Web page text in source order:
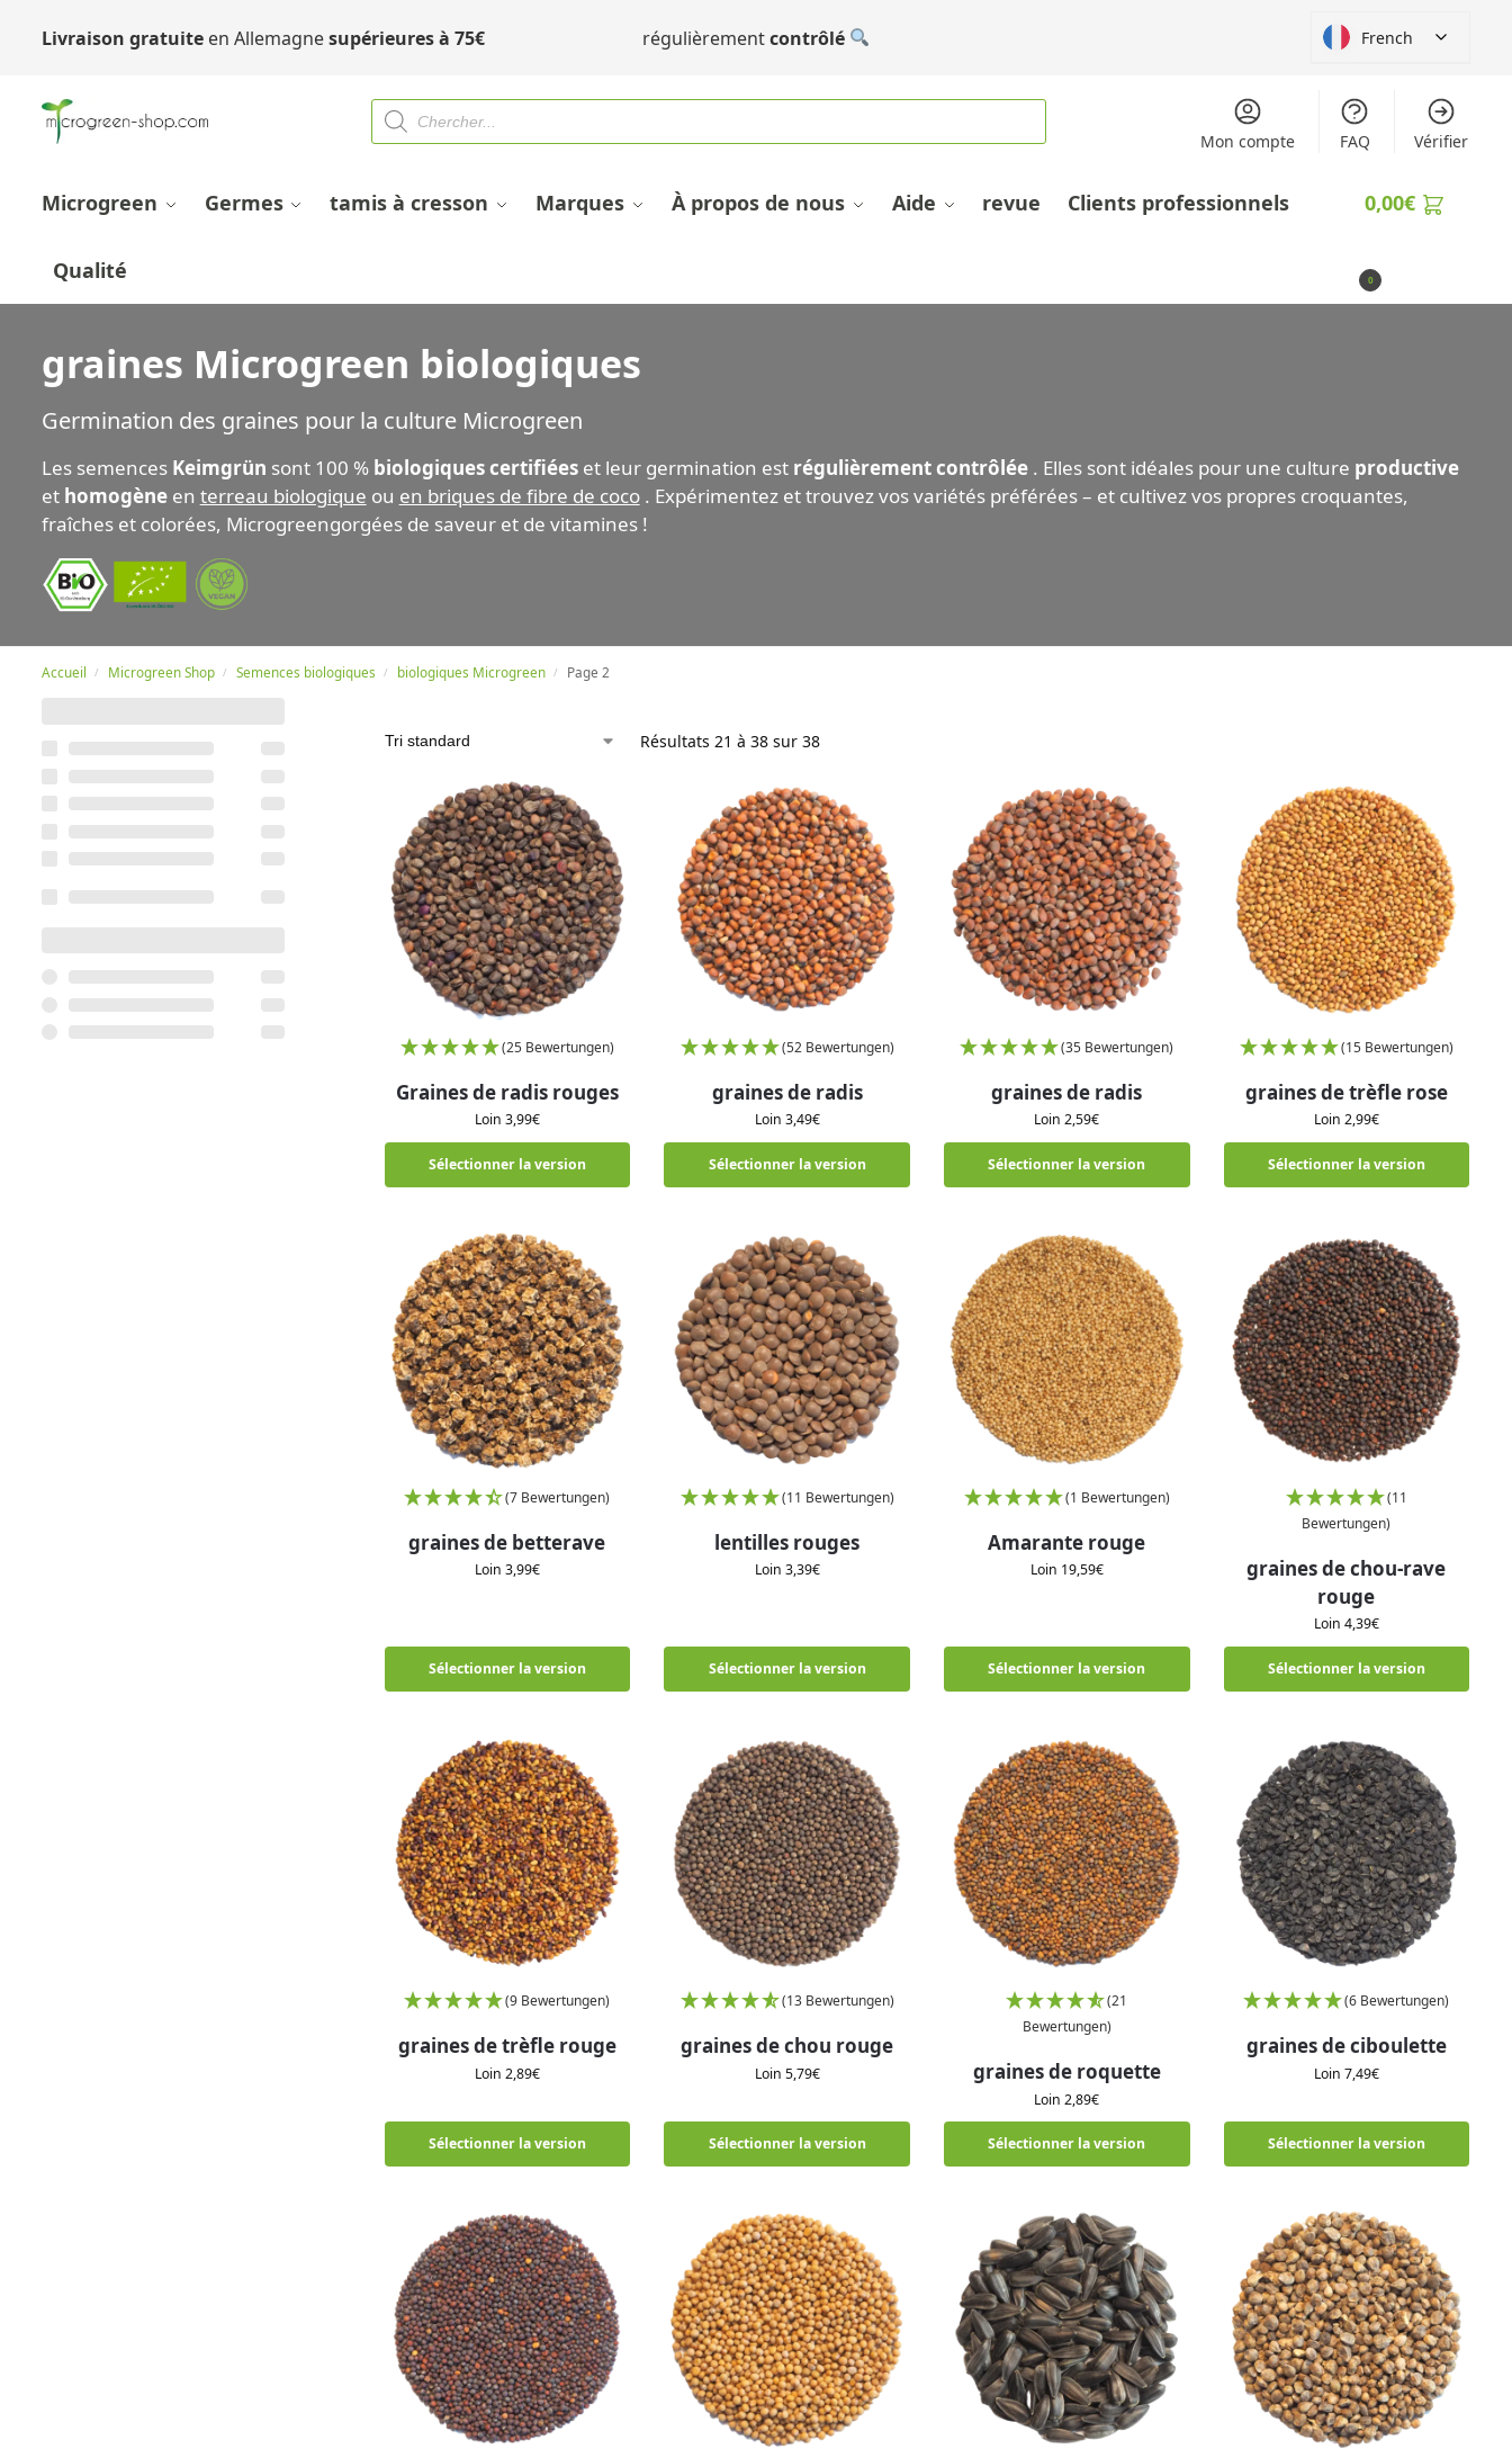
Livraison gratuiteen Allemagnesupérieures à 75€ régulièrementcontrôlé French
Mon compte FAQ Vérifier
Microgreen Germes tamis à cresson Marques À propos de nous Aide revue Clients professionnels
Qualité
0,00€
0
graines Microgreen biologiques
Germination des graines pour la culture Microgreen
Les semences Keimgrün sont 100 % biologiques certifiéeset leur germination est régulièrementcontrôlée. Elles sont idéales pour une culture productive
et homogèneen terreau biologique ou en briques de fibre de coco. Expérimentez et trouvez vos variétés préférées – et cultivez vos propres croquantes,
fraîches et colorées, Microgreengorgées de saveur et de vitamines !
Accueil / Microgreen Shop / Semences biologiques / biologiques Microgreen / Page 2
Résultats 21 à 38 sur 38
(25 Bewertungen)
Graines de radis rouges
Loin 3,99€
Sélectionner la version
(52 Bewertungen)
graines de radis
Loin 3,49€
Sélectionner la version
(35 Bewertungen)
graines de radis
Loin2,59€
Sélectionner la version
(15 Bewertungen)
graines de trèfle rose
Loin 2,99€
Sélectionner la version
(7 Bewertungen)
graines de betterave
Loin 3,99€
Sélectionner la version
(11 Bewertungen)
lentilles rouges
Loin 3,39€
Sélectionner la version
(1 Bewertungen)
Amarante rouge
Loin 19,59€
Sélectionner la version
(11
Bewertungen)
graines de chou-rave
rouge
Loin 4,39€
Sélectionner la version
(9 Bewertungen)
graines de trèfle rouge
Loin 2,89€
Sélectionner la version
(13 Bewertungen)
graines de chou rouge
Loin 5,79€
Sélectionner la version
(21
Bewertungen)
graines de roquette
Loin2,89€
Sélectionner la version
(6 Bewertungen)
graines de ciboulette
Loin 7,49€
Sélectionner la version